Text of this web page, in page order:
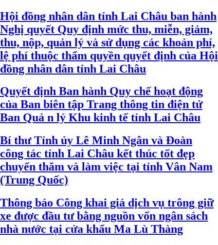
Hội đồng nhân dân tỉnh Lai Châu ban hành
Nghị quyết Quy định mức thu, miễn, giảm,
thu, nộp, quản lý và sử dụng các khoản phí,
lệ phí thuộc thẩm quyền quyết định của Hội
đồng nhân dân tỉnh Lai Châu
Quyết định Ban hành Quy chế hoạt động
của Ban biên tập Trang thông tin điện tử
Ban Quả n lý Khu kinh tế tỉnh Lai Châu
Bí thư Tỉnh ủy Lê Minh Ngân và Đoàn
công tác tỉnh Lai Châu kết thúc tốt đẹp
chuyến thăm và làm việc tại tỉnh Vân Nam
(Trung Quốc)
Thông báo Công khai giá dịch vụ trông giữ
xe được đầu tư bằng nguồn vốn ngân sách
nhà nước tại cửa khẩu Ma Lù Thàng